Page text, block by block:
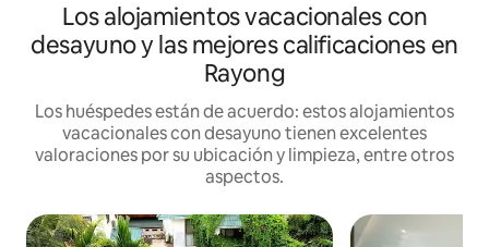
Los alojamientos vacacionales con
desayuno y las mejores calificaciones en
Rayong
Los huéspedes están de acuerdo: estos alojamientos
vacacionales con desayuno tienen excelentes
valoraciones por su ubicación y limpieza, entre otros
aspectos.